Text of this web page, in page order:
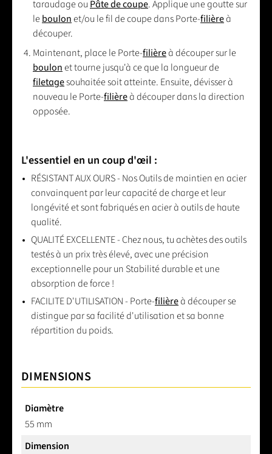
taraudage ouPâte de coupe. Applique une goutte sur
leboulonet/ou le fil de coupe dans Porte-filièreà
découper.
Maintenant, place le Porte-filièreà découper sur le
boulonet tourne jusqu'à ce que la longueur de
filetagesouhaitée soit atteinte. Ensuite, dévisser à
nouveau le Porte-filièreà découper dans la direction
opposée.
L'essentiel en un coup d'œil :
RÉSISTANT AUX OURS - Nos Outils de maintien en acier
convainquent par leur capacité de charge et leur
longévité et sont fabriqués en acier à outils de haute
qualité.
QUALITÉ EXCELLENTE - Chez nous, tu achètes des outils
testés à un prix très élevé, avec une précision
exceptionnelle pour un Stabilité durable et une
absorption de force !
FACILITE D'UTILISATION - Porte-filièreà découper se
distingue par sa facilité d'utilisation et sa bonne
répartition du poids.
DIMENSIONS
Diamètre
55 mm
Dimension